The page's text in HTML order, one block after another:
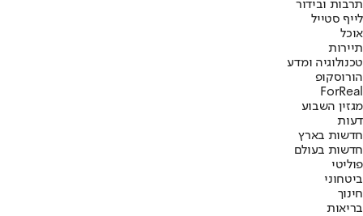
תרבות ובידור
לייף סטייל
אוכל
תיירות
טכנולוגיה ומדע
הורוסקופ
ForReal
מגזין השבוע
דעות
חדשות בארץ
חדשות בעולם
פוליטי
ביטחוני
חינוך
בריאות